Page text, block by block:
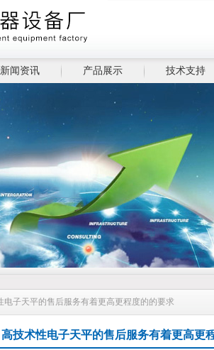
新闻资讯 产品展示 技术支持
电子天平的售后服务有着更高更程度的的要求
高技术性电子天平的售后服务有着更高更